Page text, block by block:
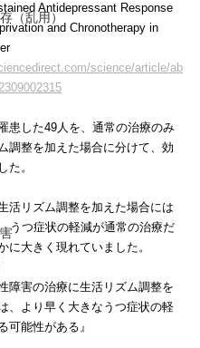
（乱用）
Antidepressant Response
and Chronotherapy in
science/article/ab
患した49人を、通常の治療のみ
調整を加えた場合に分けて、効
た。
活リズム調整を加えた場合には
うつ症状の軽減が通常の治療だ
に大きく現れていました。
障害の治療に生活リズム調整を
、より早く大きなうつ症状の軽
可能性がある』